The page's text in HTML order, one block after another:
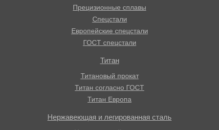
Прецизионные сплавы
Спецстали
Европейские спецстали
ГОСТ спецстали
Титан
Титановый прокат
Титан согласно ГОСТ
Титан Европа
Нержавеющая и легированная сталь